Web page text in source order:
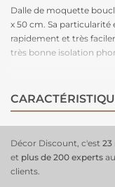
Dalle de moquette
x 50 cm. Sa particularité
rapidement et très
très bonne isolation
un peu de temps. Très
Décor Discount, c'est 23
et plus de 200 experts
clients.